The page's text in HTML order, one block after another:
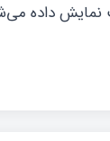
نمایش داده